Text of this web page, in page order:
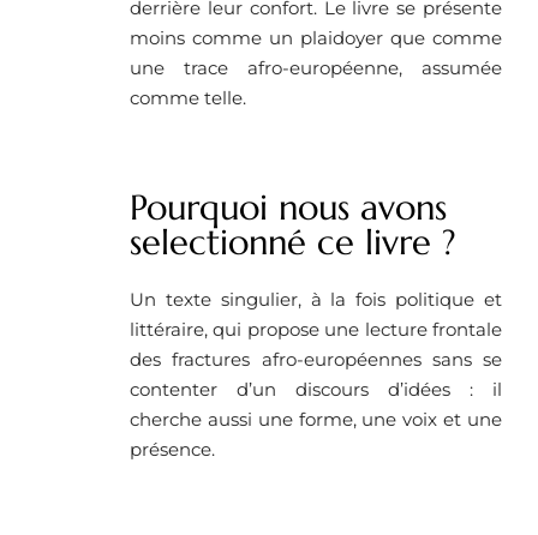
derrière leur confort. Le livre se présente
moins comme un plaidoyer que comme
une trace afro-européenne, assumée
comme telle.
Pourquoi nous avons
selectionné ce livre ? ​
Un texte singulier, à la fois politique et
littéraire, qui propose une lecture frontale
des fractures afro-européennes sans se
contenter d’un discours d’idées : il
cherche aussi une forme, une voix et une
présence.